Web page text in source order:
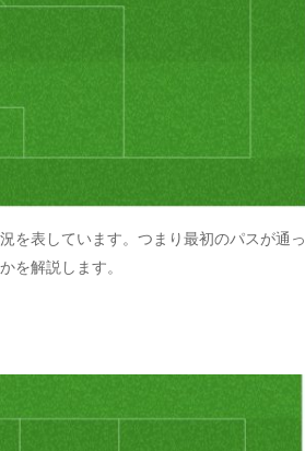
を表しています。つまり最初のパスが通っ
を解説します。